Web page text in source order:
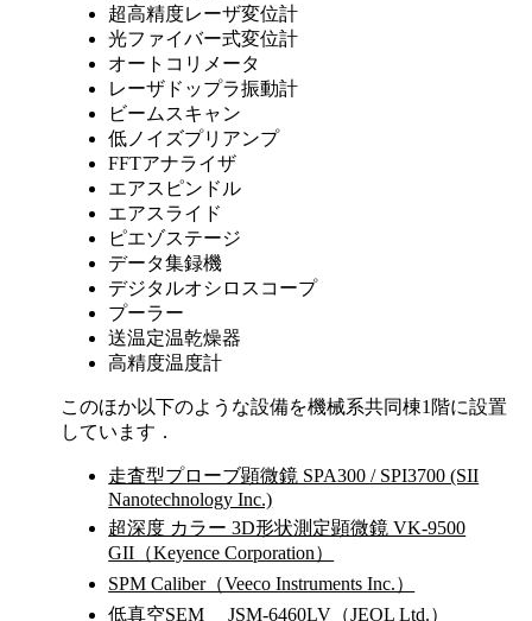
超高精度レーザ変位計
光ファイバー式変位計
オートコリメータ
レーザドップラ振動計
ビームスキャン
低ノイズプリアンプ
FFTアナライザ
エアスピンドル
エアスライド
ピエゾステージ
データ集録機
デジタルオシロスコープ
プーラー
送温定温乾燥器
高精度温度計
このほか以下のような設備を機械系共同棟1階に設置
しています．
走査型プローブ顕微鏡 SPA300 / SPI3700 (SII
Nanotechnology Inc.)
超深度 カラー 3D形状測定顕微鏡 VK-9500
GII（Keyence Corporation）
SPM Caliber（Veeco Instruments Inc.）
低真空SEM JSM-6460LV（JEOL Ltd.）